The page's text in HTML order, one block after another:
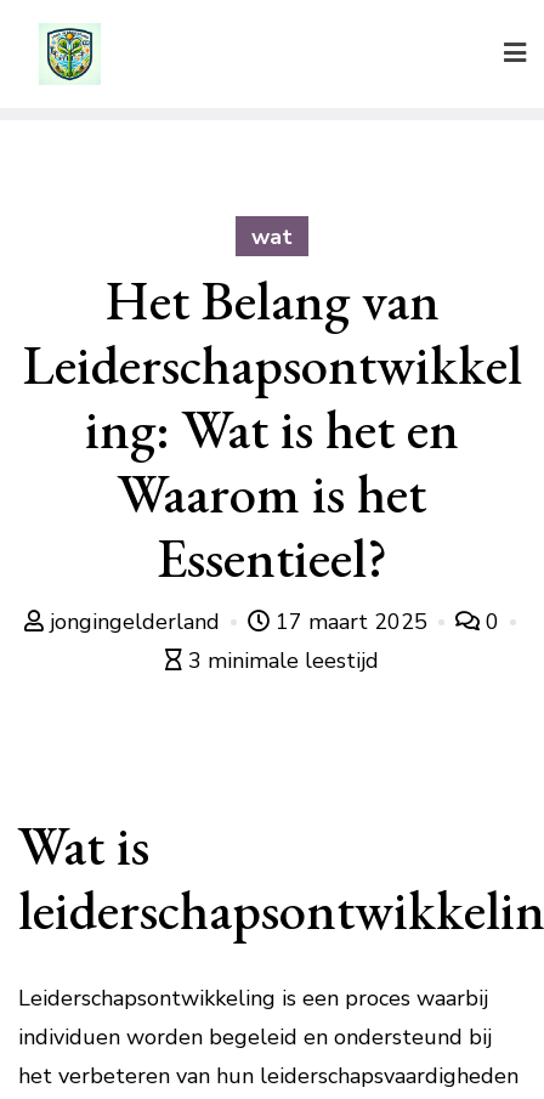
wat
Het Belang van
Leiderschapsontwikkel
ing: Wat is het en
Waarom is het
Essentieel?
jongingelderland 17 maart 2025
0
3 minimale leestijd
Wat is
Leiderschapsontwikkeling is een proces waarbij
individuen worden begeleid en ondersteund bij
het verbeteren van hun leiderschapsvaardigheden